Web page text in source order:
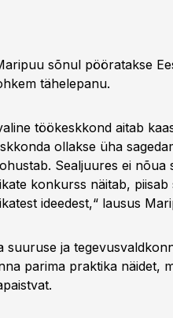
sõnul pööratakse
tähelepanu.
töökeskkond aitab
ollakse üha
Sealjuures ei nõua
konkurss näitab, piisab
ideedest,“ lausus
suuruse ja
parima praktika näidet,